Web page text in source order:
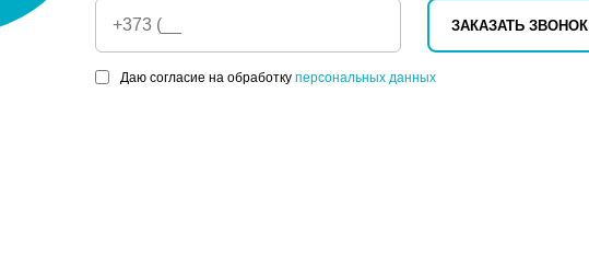
ЗАКАЗАТЬ ЗВОНОК
Даю согласие на обработку персональных данных